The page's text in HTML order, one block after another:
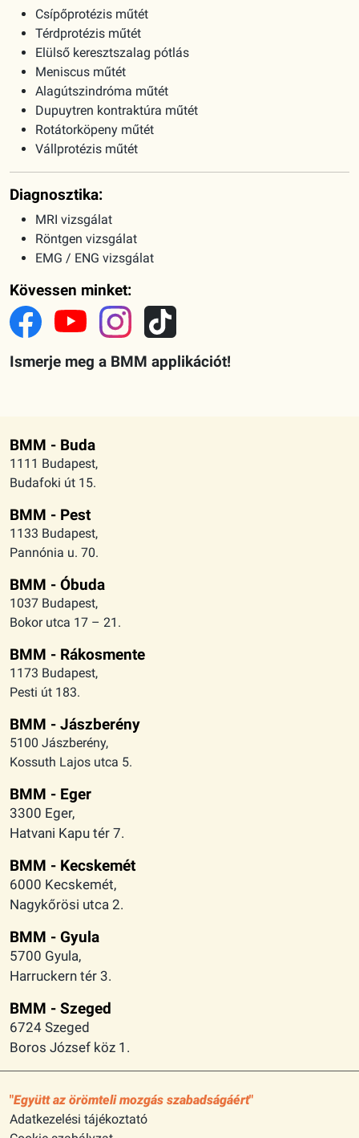
Csípőprotézis műtét
Térdprotézis műtét
Elülső keresztszalag pótlás
Meniscus műtét
Alagútszindróma műtét
Dupuytren kontraktúra műtét
Rotátorköpeny műtét
Vállprotézis műtét
Diagnosztika:
MRI vizsgálat
Röntgen vizsgálat
EMG / ENG vizsgálat
Kövessen minket:
Ismerje meg a BMM applikációt!
BMM - Buda
1111 Budapest,
Budafoki út 15.
BMM - Pest
1133 Budapest,
Pannónia u. 70.
BMM - Óbuda
1037 Budapest,
Bokor utca 17 – 21.
BMM - Rákosmente
1173 Budapest,
Pesti út 183.
BMM - Jászberény
5100 Jászberény,
Kossuth Lajos utca 5.
BMM - Eger
3300 Eger,
Hatvani Kapu tér 7.
BMM - Kecskemét
6000 Kecskemét,
Nagykőrösi utca 2.
BMM - Gyula
5700 Gyula,
Harruckern tér 3.
BMM - Szeged
6724 Szeged
Boros József köz 1.
Együtt az örömteli mozgás szabadságáért
Adatkezelési tájékoztató